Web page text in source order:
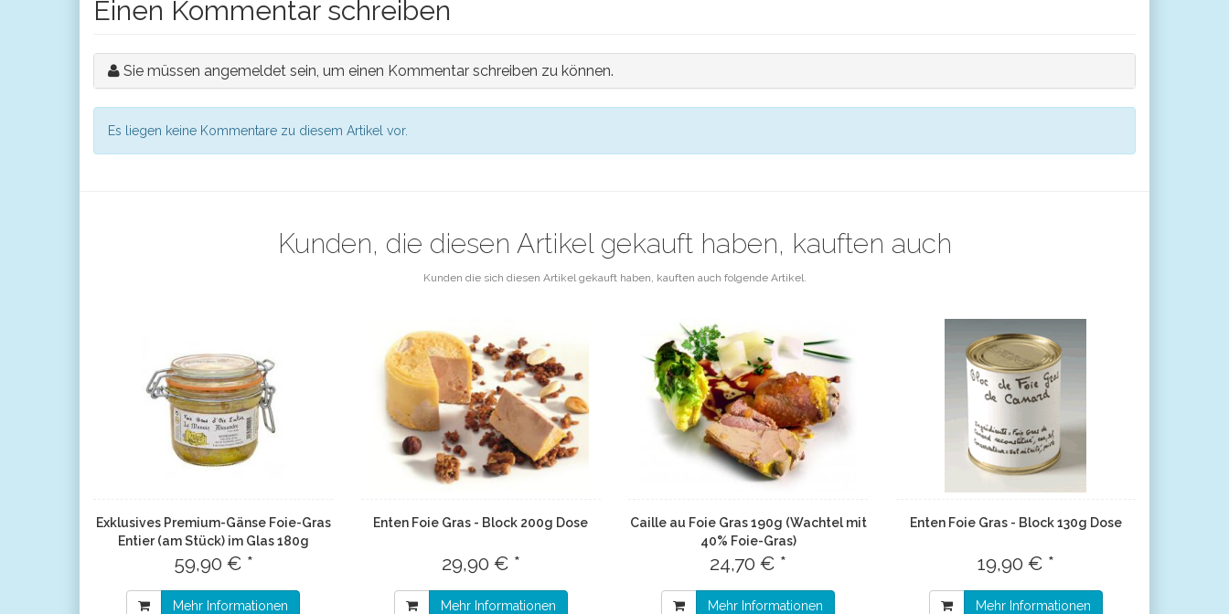
Einen Kommentar schreiben
Sie müssen angemeldet sein, um einen Kommentar schreiben zu können.
Es liegen keine Kommentare zu diesem Artikel vor.
Kunden, die diesen Artikel gekauft haben, kauften auch
Kunden die sich diesen Artikel gekauft haben, kauften auch folgende Artikel.
Exklusives Premium-Gänse Foie-Gras
Entier (am Stück) im Glas 180g
59,90 € *
Mehr Informationen
Enten Foie Gras - Block 200g Dose
29,90 € *
Mehr Informationen
Caille au Foie Gras 190g (Wachtel mit
40% Foie-Gras)
24,70 € *
Mehr Informationen
Enten Foie Gras - Block 130g Dose
19,90 € *
Mehr Informationen